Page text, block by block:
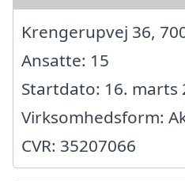
Krengerupvej 36,
Ansatte: 15
Startdato: 16. marts
Virksomhedsform:
CVR: 35207066